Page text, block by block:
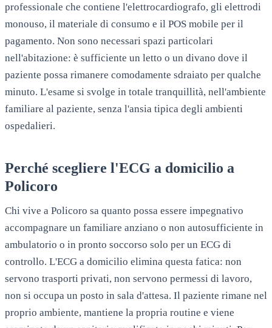
professionale che contiene l'elettrocardiografo, gli elettrodi
monouso, il materiale di consumo e il POS mobile per il
pagamento. Non sono necessari spazi particolari
nell'abitazione: è sufficiente un letto o un divano dove il
paziente possa rimanere comodamente sdraiato per qualche
minuto. L'esame si svolge in totale tranquillità, nell'ambiente
familiare al paziente, senza l'ansia tipica degli ambienti
ospedalieri.
Perché scegliere l'ECG a domicilio a
Policoro
Chi vive a Policoro sa quanto possa essere impegnativo
accompagnare un familiare anziano o non autosufficiente in
ambulatorio o in pronto soccorso solo per un ECG di
controllo. L'ECG a domicilio elimina questa fatica: non
servono trasporti privati, non servono permessi di lavoro,
non si occupa un posto in sala d'attesa. Il paziente rimane nel
proprio ambiente, mantiene la propria routine e viene